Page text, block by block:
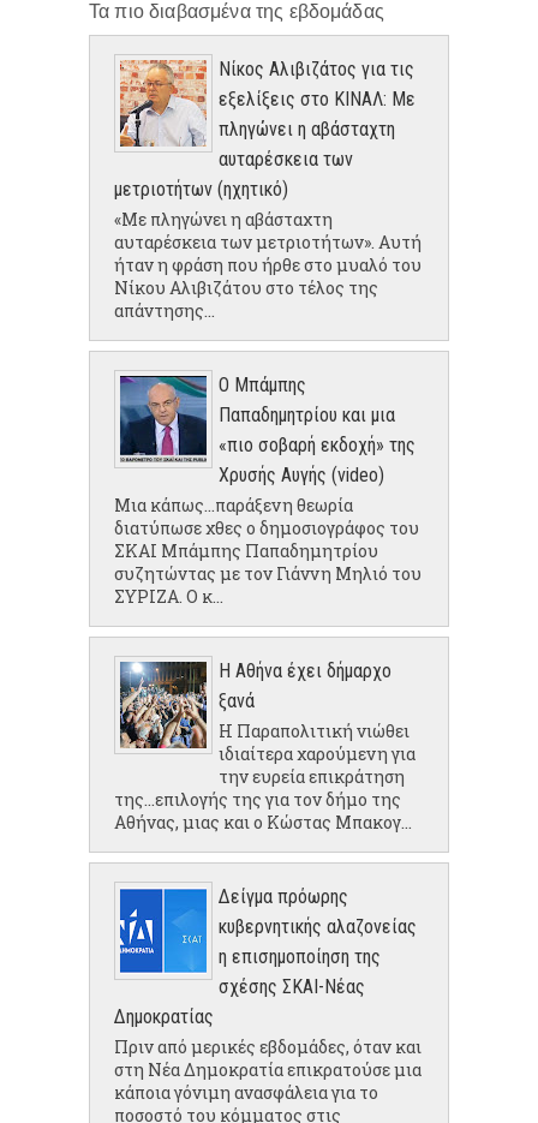
Τα πιο διαβασμένα της εβδομάδας
Νίκος Αλιβιζάτος για τις
εξελίξεις στο ΚΙΝΑΛ: Με
πληγώνει η αβάσταχτη
αυταρέσκεια των
μετριοτήτων (ηχητικό)
«Με πληγώνει η αβάσταχτη
αυταρέσκεια των μετριοτήτων». Αυτή
ήταν η φράση που ήρθε στο μυαλό του
Νίκου Αλιβιζάτου στο τέλος της
απάντησης...
Ο Μπάμπης
Παπαδημητρίου και μια
«πιο σοβαρή εκδοχή» της
Χρυσής Αυγής (video)
Μια κάπως...παράξενη θεωρία
διατύπωσε χθες ο δημοσιογράφος του
ΣΚΑΙ Μπάμπης Παπαδημητρίου
συζητώντας με τον Γιάννη Μηλιό του
ΣΥΡΙΖΑ. Ο κ...
Η Αθήνα έχει δήμαρχο
ξανά
Η Παραπολιτική νιώθει
ιδιαίτερα χαρούμενη για
την ευρεία επικράτηση
της...επιλογής της για τον δήμο της
Αθήνας, μιας και ο Κώστας Μπακογ...
Δείγμα πρόωρης
κυβερνητικής αλαζονείας
η επισημοποίηση της
σχέσης ΣΚΑΙ-Νέας
Δημοκρατίας
Πριν από μερικές εβδομάδες, όταν και
στη Νέα Δημοκρατία επικρατούσε μια
κάποια γόνιμη ανασφάλεια για το
ποσοστό του κόμματος στις